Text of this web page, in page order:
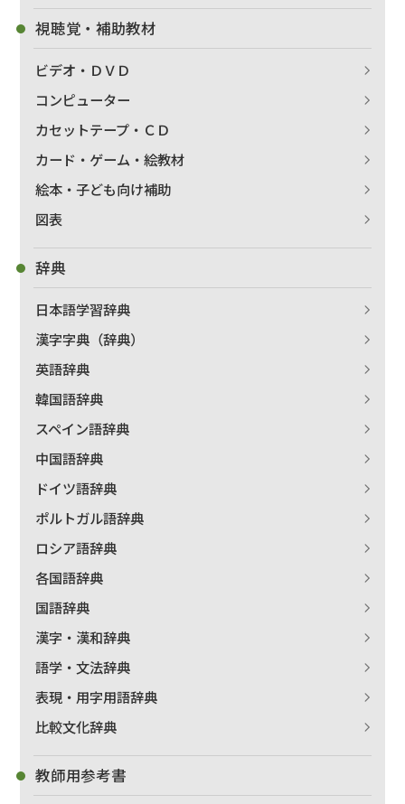
出版社名で絞り込む
視聴覚・補助教材
ビデオ・ＤＶＤ
コンピューター
カセットテープ・ＣＤ
カード・ゲーム・絵教材
絵本・子ども向け補助
図表
辞典
日本語学習辞典
漢字字典（辞典）
英語辞典
韓国語辞典
スペイン語辞典
中国語辞典
ドイツ語辞典
ポルトガル語辞典
ロシア語辞典
各国語辞典
国語辞典
漢字・漢和辞典
語学・文法辞典
表現・用字用語辞典
比較文化辞典
教師用参考書